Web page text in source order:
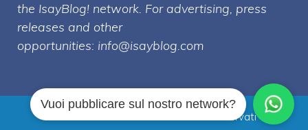
the IsayBlog! network. For advertising, press
releases and other
opportunities: info@isayblog.com
Attualissimo.it © 2026 Tutti i diritti riservati
Vuoi pubblicare sul nostro network?